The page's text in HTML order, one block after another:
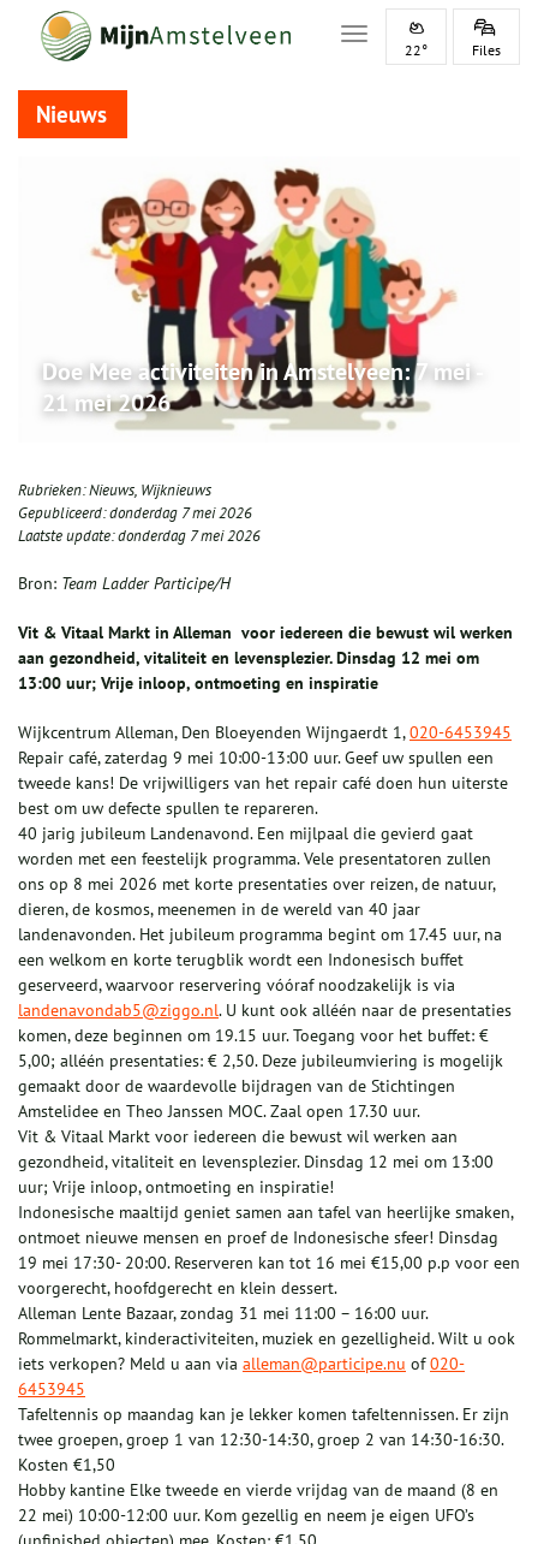
Toggle navigation
22° Files
Nieuws
Doe Mee activiteiten in Amstelveen: 7 mei -
21 mei 2026
Rubrieken:Nieuws, Wijknieuws
Gepubliceerd:donderdag 7 mei 2026
Laatste update:donderdag 7 mei 2026
Bron: Team Ladder Participe/H
Vit & Vitaal Markt in Alleman voor iedereen die bewust wil werken
aan gezondheid, vitaliteit en levensplezier. Dinsdag 12 mei om
13:00 uur; Vrije inloop, ontmoeting en inspiratie
Wijkcentrum Alleman, Den Bloeyenden Wijngaerdt 1,020-6453945
Repair café, zaterdag 9 mei 10:00-13:00 uur. Geef uw spullen een
tweede kans! De vrijwilligers van het repair café doen hun uiterste
best om uw defecte spullen te repareren.
40 jarig jubileum Landenavond. Een mijlpaal die gevierd gaat
worden met een feestelijk programma. Vele presentatoren zullen
ons op 8 mei 2026 met korte presentaties over reizen, de natuur,
dieren, de kosmos, meenemen in de wereld van 40 jaar
landenavonden. Het jubileum programma begint om 17.45 uur, na
een welkom en korte terugblik wordt een Indonesisch buffet
geserveerd, waarvoor reservering vóóraf noodzakelijk is via
landenavondab5@ziggo.nl. U kunt ook alléén naar de presentaties
komen, deze beginnen om 19.15 uur. Toegang voor het buffet: €
5,00; alléén presentaties: € 2,50. Deze jubileumviering is mogelijk
gemaakt door de waardevolle bijdragen van de Stichtingen
Amstelidee en Theo Janssen MOC. Zaal open 17.30 uur.
Vit & Vitaal Markt voor iedereen die bewust wil werken aan
gezondheid, vitaliteit en levensplezier. Dinsdag 12 mei om 13:00
uur; Vrije inloop, ontmoeting en inspiratie!
Indonesische maaltijd geniet samen aan tafel van heerlijke smaken,
ontmoet nieuwe mensen en proef de Indonesische sfeer! Dinsdag
19 mei 17:30- 20:00. Reserveren kan tot 16 mei €15,00 p.p voor een
voorgerecht, hoofdgerecht en klein dessert.
Alleman Lente Bazaar, zondag 31 mei 11:00 – 16:00 uur.
Rommelmarkt, kinderactiviteiten, muziek en gezelligheid. Wilt u ook
iets verkopen? Meld u aan via alleman@participe.nu of020-
6453945
Tafeltennis op maandag kan je lekker komen tafeltennissen. Er zijn
twee groepen, groep 1 van 12:30-14:30, groep 2 van 14:30-16:30.
Kosten €1,50
Hobby kantine Elke tweede en vierde vrijdag van de maand (8 en
22 mei) 10:00-12:00 uur. Kom gezellig en neem je eigen UFO’s